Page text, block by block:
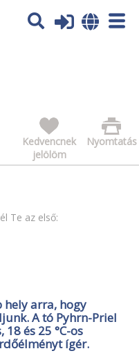
tájékoztatás itt:
Nyomtatás
Kedvencnek
jelölöm
Te az első:
hely arra, hogy
A tó Pyhrn-Priel
és 25 °C-os
ígér.